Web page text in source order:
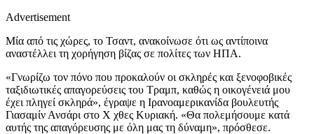
Advertisement
Μία από τις χώρες, το Τσαντ, ανακοίνωσε ότι ως αντίποινα
αναστέλλει τη χορήγηση βίζας σε πολίτες των ΗΠΑ.
«Γνωρίζω τον πόνο που προκαλούν οι σκληρές και ξενοφοβικές
ταξιδιωτικές απαγορεύσεις του Τραμπ, καθώς η οικογένειά μου
έχει πληγεί σκληρά», έγραψε η Ιρανοαμερικανίδα βουλευτής
Γιασαμίν Ανσάρι στο X χθες Κυριακή. «Θα πολεμήσουμε κατά
αυτής της απαγόρευσης με όλη μας τη δύναμη», πρόσθεσε.